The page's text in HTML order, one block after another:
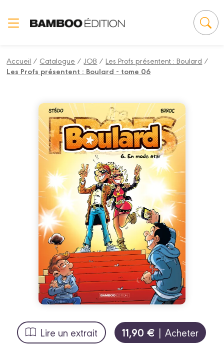
Accueil / Catalogue /JOB /Les Profs présentent : Boulard /
Les Profs présentent : Boulard - tome 06
Lire un extrait 11,90 € | Acheter